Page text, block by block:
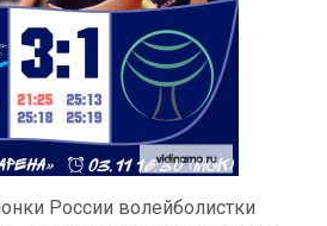
России волейболистки